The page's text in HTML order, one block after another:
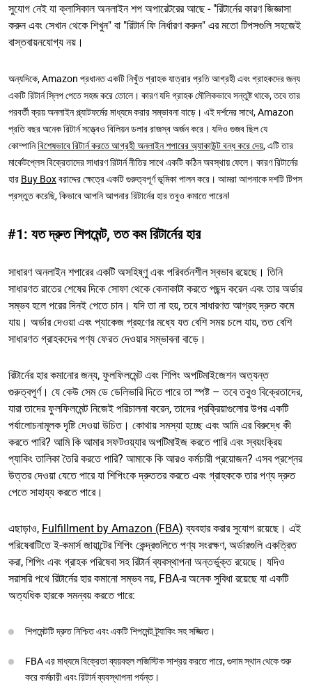
সুযোগ নেই যা ক্লাসিকাল অনলাইন শপ অপারেটরের আছে - "রিটার্নের কারণ জিজ্ঞাসা
করুন এবং সেখান থেকে শিখুন" বা "রিটার্ন ফি নির্ধারণ করুন" এর মতো টিপসগুলি সহজেই
বাস্তবায়নযোগ্য নয়।
অন্যদিকে, Amazon প্রধানত একটি নিখুঁত গ্রাহক যাত্রার প্রতি আগ্রহী এবং গ্রাহকদের জন্য
একটি রিটার্ন স্লিপ পেতে সহজ করে তোলে। কারণ যদি গ্রাহক মৌলিকভাবে সন্তুষ্ট থাকে, তবে তার
পরবর্তী ক্রয় অনলাইন প্ল্যাটফর্মের মাধ্যমে করার সম্ভাবনা বাড়ে। এই দর্শনের সাথে, Amazon
প্রতি বছর অনেক রিটার্ন সত্ত্বেও বিলিয়ন ডলার রাজস্ব অর্জন করে। যদিও গুজব ছিল যে
কোম্পানিবিশেষভাবে রিটার্ন করতে আগ্রহী অনলাইন শপারের অ্যাকাউন্ট বন্ধ করে দেয়, এটি তার
মার্কেটপ্লেস বিক্রেতাদের সাধারণ রিটার্ন নীতির সাথে একটি কঠিন অবস্থায় ফেলে। কারণ রিটার্নের
হার Buy Boxবরাদ্দের ক্ষেত্রে একটি গুরুত্বপূর্ণ ভূমিকা পালন করে। আমরা আপনাকে দশটি টিপস
প্রস্তুত করেছি, কিভাবে আপনি আপনার রিটার্নের হার তবুও কমাতে পারেন!
#1: যত দ্রুত শিপমেন্ট, তত কম রিটার্নের হার
সাধারণ অনলাইন শপারের একটি অসহিষ্ণু এবং পরিবর্তনশীল স্বভাব রয়েছে। তিনি
সাধারণত রাতের শেষের দিকে সোফা থেকে কেনাকাটা করতে পছন্দ করেন এবং তার অর্ডার
সম্ভব হলে পরের দিনই পেতে চান। যদি তা না হয়, তবে সাধারণত আগ্রহ দ্রুত কমে
যায়। অর্ডার দেওয়া এবং প্যাকেজ গ্রহণের মধ্যে যত বেশি সময় চলে যায়, তত বেশি
সাধারণত গ্রাহকদের পণ্য ফেরত দেওয়ার সম্ভাবনা বাড়ে।
রিটার্নের হার কমানোর জন্য, ফুলফিলমেন্ট এবং শিপিং অপটিমাইজেশন অত্যন্ত
গুরুত্বপূর্ণ। যে কেউ সেম ডে ডেলিভারি দিতে পারে তা স্পষ্ট – তবে তবুও বিক্রেতাদের,
যারা তাদের ফুলফিলমেন্ট নিজেই পরিচালনা করেন, তাদের প্রক্রিয়াগুলোর উপর একটি
পর্যালোচনামূলক দৃষ্টি দেওয়া উচিত। কোথায় সমস্যা হচ্ছে এবং আমি এর বিরুদ্ধে কী
করতে পারি? আমি কি আমার সফটওয়্যার অপটিমাইজ করতে পারি এবং স্বয়ংক্রিয়
প্যাকিং তালিকা তৈরি করতে পারি? আমাকে কি আরও কর্মচারী প্রয়োজন? এসব প্রশ্নের
উত্তর দেওয়া যেতে পারে যা শিপিংকে দ্রুততর করতে এবং গ্রাহককে তার পণ্য দ্রুত
পেতে সাহায্য করতে পারে।
এছাড়াও, Fulfillment by Amazon (FBA) ব্যবহার করার সুযোগ রয়েছে। এই
পরিষেবাটিতে ই-কমার্স জায়ান্টের শিপিং কেন্দ্রগুলিতে পণ্য সংরক্ষণ, অর্ডারগুলি একত্রিত
করা, শিপিং এবং গ্রাহক পরিষেবা সহ রিটার্ন ব্যবস্থাপনা অন্তর্ভুক্ত রয়েছে। যদিও
সরাসরি পথে রিটার্নের হার কমানো সম্ভব নয়, FBA-র অনেক সুবিধা রয়েছে যা একটি
অত্যধিক হারকে সমন্বয় করতে পারে:
শিপমেন্টটি দ্রুত নিশ্চিত এবং একটি শিপমেন্ট ট্র্যাকিং সহ সজ্জিত।
FBA এর মাধ্যমে বিক্রেতা ব্যয়বহুল লজিস্টিক সাশ্রয় করতে পারে, গুদাম স্থান থেকে শুরু
করে কর্মচারী এবং রিটার্ন ব্যবস্থাপনা পর্যন্ত।